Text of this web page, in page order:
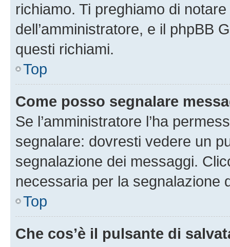
richiamo. Ti preghiamo di
dell’amministratore, e il phpBB
questi richiami.
Top
Come posso segnalare
Se l’amministratore l’ha
segnalare: dovresti vedere un
segnalazione dei messaggi.
necessaria per la segnalazione
Top
Che cos’è il pulsante di